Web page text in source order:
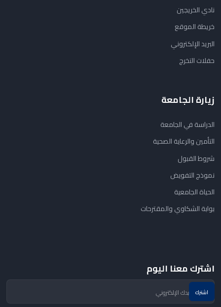
نادي الخريجين
خريطة الموقع
البريد الإلكتروني
حفلات التخرج
زيارة الجامعة
الدراسة في الجامعة
التأمين والرعاية الصحية
شروط القبول
نموذج التفويض
الحياة الجامعية
بوابة الشكاوي والمقترحات
اشترك معنا اليوم